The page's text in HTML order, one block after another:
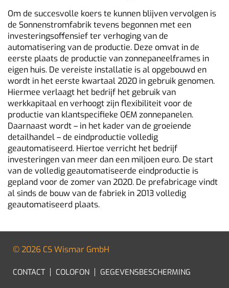
Om de succesvolle koers te kunnen blijven vervolgen is
de Sonnenstromfabrik tevens begonnen met een
investeringsoffensief ter verhoging van de
automatisering van de productie. Deze omvat in de
eerste plaats de productie van zonnepaneelframes in
eigen huis. De vereiste installatie is al opgebouwd en
wordt in het eerste kwartaal 2020 in gebruik genomen.
Hiermee verlaagt het bedrijf het gebruik van
werkkapitaal en verhoogt zijn flexibiliteit voor de
productie van klantspecifieke OEM zonnepanelen.
Daarnaast wordt – in het kader van de groeiende
detailhandel – de eindproductie volledig
geautomatiseerd. Hiertoe verricht het bedrijf
investeringen van meer dan een miljoen euro. De start
van de volledig geautomatiseerde eindproductie is
gepland voor de zomer van 2020. De prefabricage vindt
al sinds de bouw van de fabriek in 2013 volledig
geautomatiseerd plaats.
© 2026 CS Wismar GmbH
CONTACT COLOFON GEGEVENSBESCHERMING